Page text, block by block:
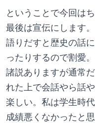
ということで今回は
最後は宣伝にします。
語りだすと歴史の話
ったりするので割愛
諸説ありますが通常
れた上で会話やら話
楽しい。私は学生時
成績悪くなかったと